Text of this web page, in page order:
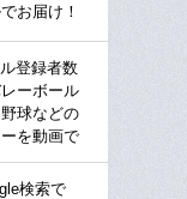
お届け！
登録者数
ーボール
球などの
を動画で
検索で